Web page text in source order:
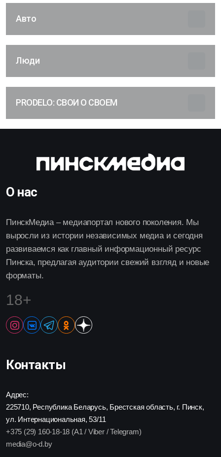
Авто
Люди
PRODELO: СВОИ О СВОЕМ
О нас
ПинскМедиа – медиапортал нового поколения. Мы
выросли из истории независимых медиа и сегодня
развиваемся как главный информационный ресурс
Пинска, предлагая аудитории свежий взгляд и новые
форматы.
18+
Контакты
Адрес:
225710, Республика Беларусь, Брестская область, г. Пинск,
ул. Интернациональная, 53/11
+375 (29) 160-18-18 (A1 / Viber / Telegram)
media@o-d.by